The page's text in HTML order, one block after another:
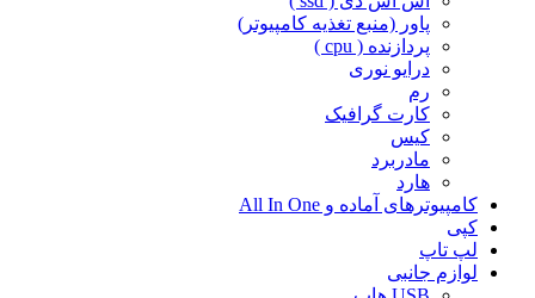
پاور (منبع تغذیه کامپیوتر)
پردازنده ( cpu )
درایو نوری
رم
کارت گرافیک
کیس
مادربرد
هارد
کامپیوترهای آماده و All In One
کپی
لپ تاپ
لوازم جانبی